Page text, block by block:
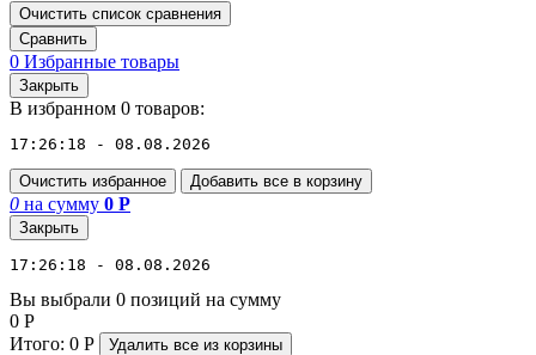
Очистить список сравнения
Сравнить
0 Избранные товары
Закрыть
В избранном 0 товаров:
17:26:18 - 08.08.2026
Очистить избранное Добавить все в корзину
0 на сумму 0 Р
Закрыть
17:26:18 - 08.08.2026
Вы выбрали 0 позиций на сумму
0 Р
Итого: 0 Р Удалить все из корзины